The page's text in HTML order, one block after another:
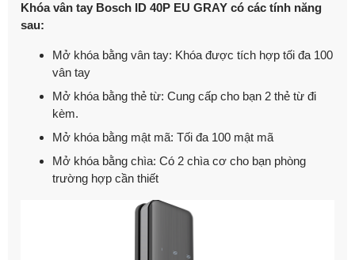
Khóa vân tay Bosch ID 40P EU GRAY có các tính năng
sau:
Mở khóa bằng vân tay: Khóa được tích hợp tối đa 100
vân tay
Mở khóa bằng thẻ từ: Cung cấp cho bạn 2 thẻ từ đi
kèm.
Mở khóa bằng mật mã: Tối đa 100 mật mã
Mở khóa bằng chìa: Có 2 chìa cơ cho bạn phòng
trường hợp cần thiết